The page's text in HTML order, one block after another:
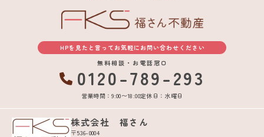
HPを見たと言ってお気軽にお問い合わせください
無料相談・お電話窓口
0120-789-293
営業時間：9:00〜18:00定休日：水曜日
株式会社 福さん
〒536-0004